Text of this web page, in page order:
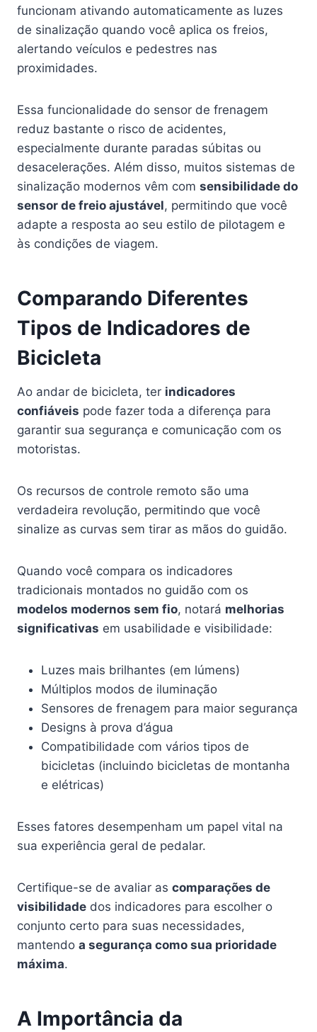
funcionam ativando automaticamente as luzes
de sinalização quando você aplica os freios,
alertando veículos e pedestres nas
proximidades.
Essa funcionalidade do sensor de frenagem
reduz bastante o risco de acidentes,
especialmente durante paradas súbitas ou
desacelerações. Além disso, muitos sistemas de
sinalização modernos vêm com sensibilidade do
sensor de freio ajustável, permitindo que você
adapte a resposta ao seu estilo de pilotagem e
às condições de viagem.
Comparando Diferentes
Tipos de Indicadores de
Bicicleta
Ao andar de bicicleta, ter indicadores
confiáveis pode fazer toda a diferença para
garantir sua segurança e comunicação com os
motoristas.
Os recursos de controle remoto são uma
verdadeira revolução, permitindo que você
sinalize as curvas sem tirar as mãos do guidão.
Quando você compara os indicadores
tradicionais montados no guidão com os
modelos modernos sem fio, notará melhorias
significativas em usabilidade e visibilidade:
Luzes mais brilhantes (em lúmens)
Múltiplos modos de iluminação
Sensores de frenagem para maior segurança
Designs à prova d’água
Compatibilidade com vários tipos de
bicicletas (incluindo bicicletas de montanha
e elétricas)
Esses fatores desempenham um papel vital na
sua experiência geral de pedalar.
Certifique-se de avaliar as comparações de
visibilidade dos indicadores para escolher o
conjunto certo para suas necessidades,
mantendo a segurança como sua prioridade
máxima.
A Importância da